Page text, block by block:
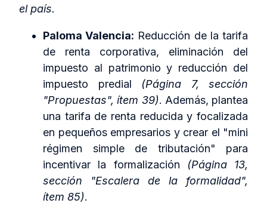
el país.
Paloma Valencia: Reducción de la tarifa
de renta corporativa, eliminación del
impuesto al patrimonio y reducción del
impuesto predial (Página 7, sección
"Propuestas", ítem 39). Además, plantea
una tarifa de renta reducida y focalizada
en pequeños empresarios y crear el "mini
régimen simple de tributación" para
incentivar la formalización
(Página 13,
sección "Escalera de la formalidad",
ítem 85).